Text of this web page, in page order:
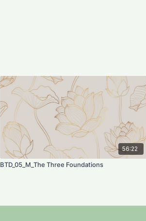
56:22
BTD_05_M_The Three Foundations